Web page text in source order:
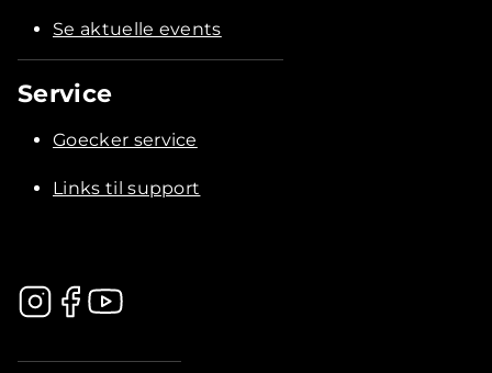
Se aktuelle events
Service
Goecker service
Links til support